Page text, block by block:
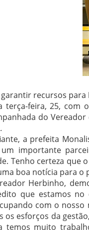
recursos para
terça-feira, 25, com
do Vereador
a prefeita
importante
Tenho certeza que
boa notícia para o
Herbinho,
que estamos
com o nosso
os esforços da
temos muito